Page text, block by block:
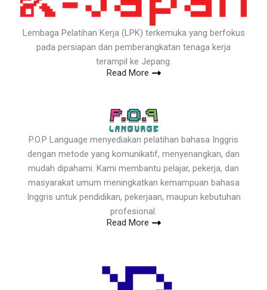
Lembaga Pelatihan Kerja (LPK) terkemuka yang berfokus
pada persiapan dan pemberangkatan tenaga kerja
terampil ke Jepang.
Read More
P.O.P Language menyediakan pelatihan bahasa Inggris
dengan metode yang komunikatif, menyenangkan, dan
mudah dipahami. Kami membantu pelajar, pekerja, dan
masyarakat umum meningkatkan kemampuan bahasa
Inggris untuk pendidikan, pekerjaan, maupun kebutuhan
profesional.
Read More